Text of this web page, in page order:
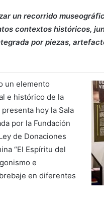
un recorrido
contextos históricos,
por piezas,
un elemento
e histórico de la
hoy la Sala
por la Fundación
de Donaciones
“El Espíritu del
e
en diferentes